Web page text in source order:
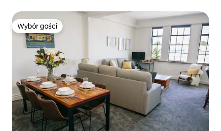
Wybór gości
Wybór gości